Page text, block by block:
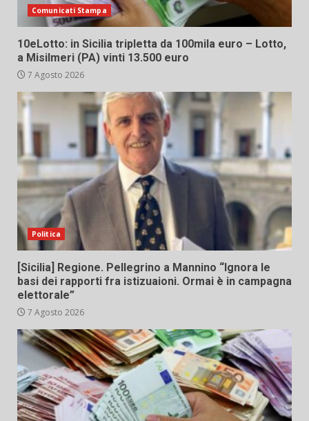
Comunicati Stampa
10eLotto: in Sicilia tripletta da 100mila euro – Lotto,
a Misilmeri (PA) vinti 13.500 euro
7 Agosto 2026
Politica
[Sicilia] Regione. Pellegrino a Mannino “Ignora le
basi dei rapporti fra istizuaioni. Ormai è in campagna
elettorale”
7 Agosto 2026